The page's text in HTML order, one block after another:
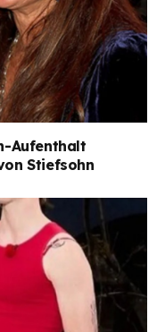
Aufenthalt
Stiefsohn